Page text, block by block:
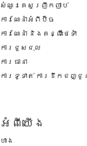
សំណួរគេសួរញឹកញាប់
ការណែនាំអំពីប៊ិច
ការណែនាំ និងគន្លឹះថែទាំ
ការជួសជុល
ការធានា
ការទូទាត់ ការដឹកជ
អំពីយើង
ហាង